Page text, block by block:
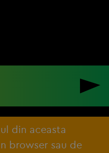
din aceasta
browser sau de